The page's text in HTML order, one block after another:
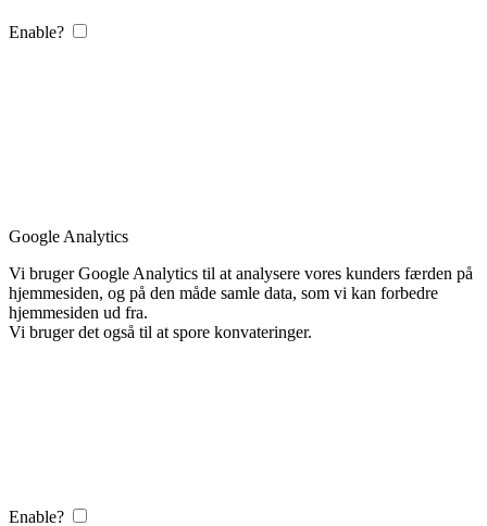
Enable?
Google Analytics
Vi bruger Google Analytics til at analysere vores kunders færden på
hjemmesiden, og på den måde samle data, som vi kan forbedre
hjemmesiden ud fra.
Vi bruger det også til at spore konvateringer.
Enable?